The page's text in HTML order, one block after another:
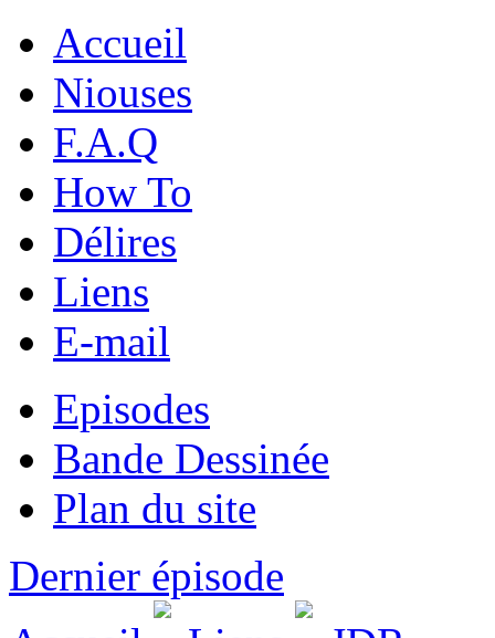
Accueil
Niouses
F.A.Q
How To
Délires
Liens
E-mail
Episodes
Bande Dessinée
Plan du site
Dernier épisode